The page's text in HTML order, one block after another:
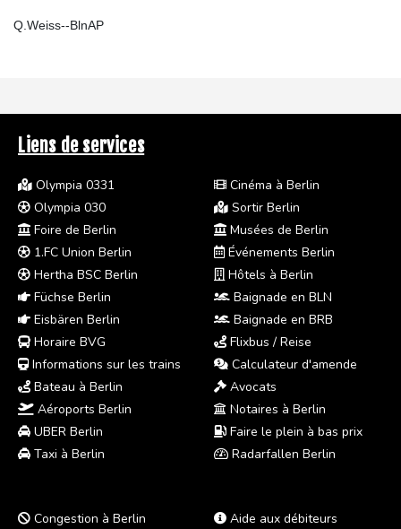
Q.Weiss--BlnAP
Liens de services
Olympia 0331
Olympia 030
Foire de Berlin
1.FC Union Berlin
Hertha BSC Berlin
Füchse Berlin
Eisbären Berlin
Horaire BVG
Informations sur les trains
Bateau à Berlin
Aéroports Berlin
UBER Berlin
Taxi à Berlin
Cinéma à Berlin
Sortir Berlin
Musées de Berlin
Événements Berlin
Hôtels à Berlin
Baignade en BLN
Baignade en BRB
Flixbus / Reise
Calculateur d'amende
Avocats
Notaires à Berlin
Faire le plein à bas prix
Radarfallen Berlin
Congestion à Berlin
Aide aux débiteurs